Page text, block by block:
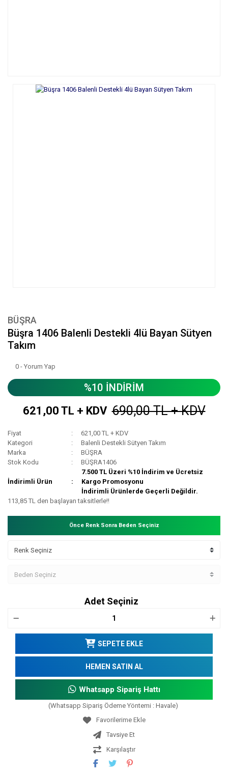
BÜŞRA
Büşra 1406 Balenli Destekli 4lü Bayan Sütyen
Takım
0 - Yorum Yap
%10 İNDİRİM
621,00 TL + KDV 690,00 TL + KDV
Fiyat
621,00 TL + KDV
Kategori
Balenli Destekli Sütyen Takım
Marka
BÜŞRA
Stok Kodu
BÜŞRA1406
İndirimli Ürün
7.500 TL Üzeri %10 İndirim ve Ücretsiz
Kargo Promosyonu
İndirimli Ürünlerde Geçerli Değildir.
113,85 TL den başlayan taksitlerle!!
Önce Renk Sonra Beden Seçiniz
Adet Seçiniz
SEPETE EKLE
HEMEN SATIN AL
Whatsapp Sipariş Hattı
(Whatsapp Sipariş Ödeme Yöntemi : Havale)
Tavsiye Et
Karşılaştır